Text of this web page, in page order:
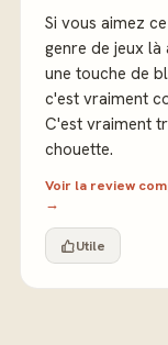
Si vous aimez ce
genre de jeux là
une touche de
c'est vraiment
C'est vraiment
chouette.
Voir la review
→
Utile